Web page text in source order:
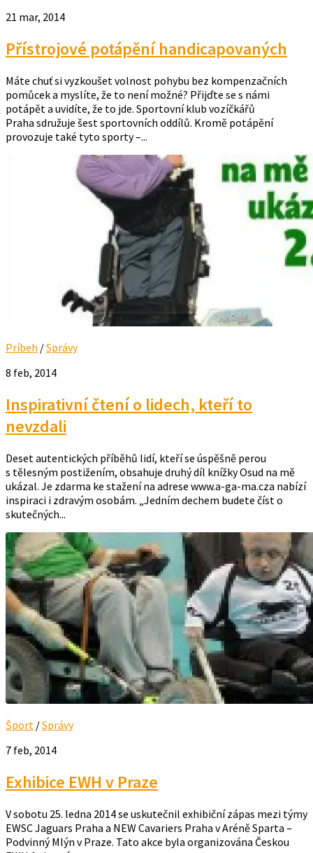
21 mar, 2014
Přístrojové potápění handicapovaných
Máte chuť si vyzkoušet volnost pohybu bez kompenzačních
pomůcek a myslíte, že to není možné? Přijďte se s námi
potápět a uvidíte, že to jde. Sportovní klub vozíčkářů
Praha sdružuje šest sportovních oddílů. Kromě potápění
provozuje také tyto sporty –...
Príbeh /Správy
8 feb, 2014
Inspirativní čtení o lidech, kteří to
nevzdali
Deset autentických příběhů lidí, kteří se úspěšně perou
s tělesným postižením, obsahuje druhý díl knížky Osud na mě
ukázal. Je zdarma ke stažení na adrese www.a-ga-ma.cza nabízí
inspiraci i zdravým osobám. „Jedním dechem budete číst o
skutečných...
Šport /Správy
7 feb, 2014
Exhibice EWH v Praze
V sobotu 25. ledna 2014 se uskutečnil exhibiční zápas mezi týmy
EWSC Jaguars Praha a NEW Cavariers Praha v Aréně Sparta –
Podvinný Mlýn v Praze. Tato akce byla organizována Českou